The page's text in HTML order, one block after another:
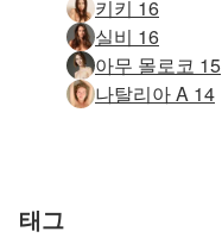
키키 16
실비 16
아무 몰로코 15
나탈리아 A 14
태그